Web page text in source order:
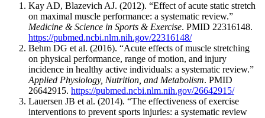
Kay AD, Blazevich AJ. (2012). “Effect of acute static stretch
on maximal muscle performance: a systematic review.”
Medicine & Science in Sports & Exercise. PMID 22316148.
https://pubmed.ncbi.nlm.nih.gov/22316148/
Behm DG et al. (2016). “Acute effects of muscle stretching
on physical performance, range of motion, and injury
incidence in healthy active individuals: a systematic review.”
Applied Physiology, Nutrition, and Metabolism. PMID
26642915. https://pubmed.ncbi.nlm.nih.gov/26642915/
Lauersen JB et al. (2014). “The effectiveness of exercise
interventions to prevent sports injuries: a systematic review